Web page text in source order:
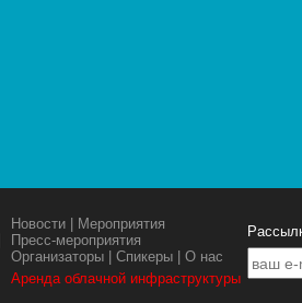
Новости
Мероприятия
Пресс-мероприятия
Организаторы |Спикеры |О нас
Аренда облачной инфраструктуры